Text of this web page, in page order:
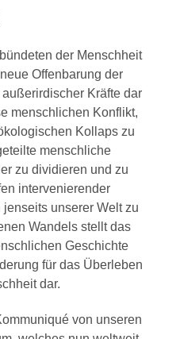
der Menschheit
Offenbarung der
Kräfte dar
menschlichen Konflikt,
Kollaps zu
menschliche
zu dividieren und zu
intervenierender
unserer Welt zu
Wandels stellt das
Geschichte
für das Überleben
dar.
von unseren